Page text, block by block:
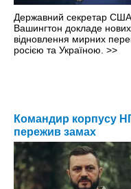
Державний секретар
Вашингтон докладе
відновлення мирних
росією та Україною. >>
Командир корпусу
пережив замах